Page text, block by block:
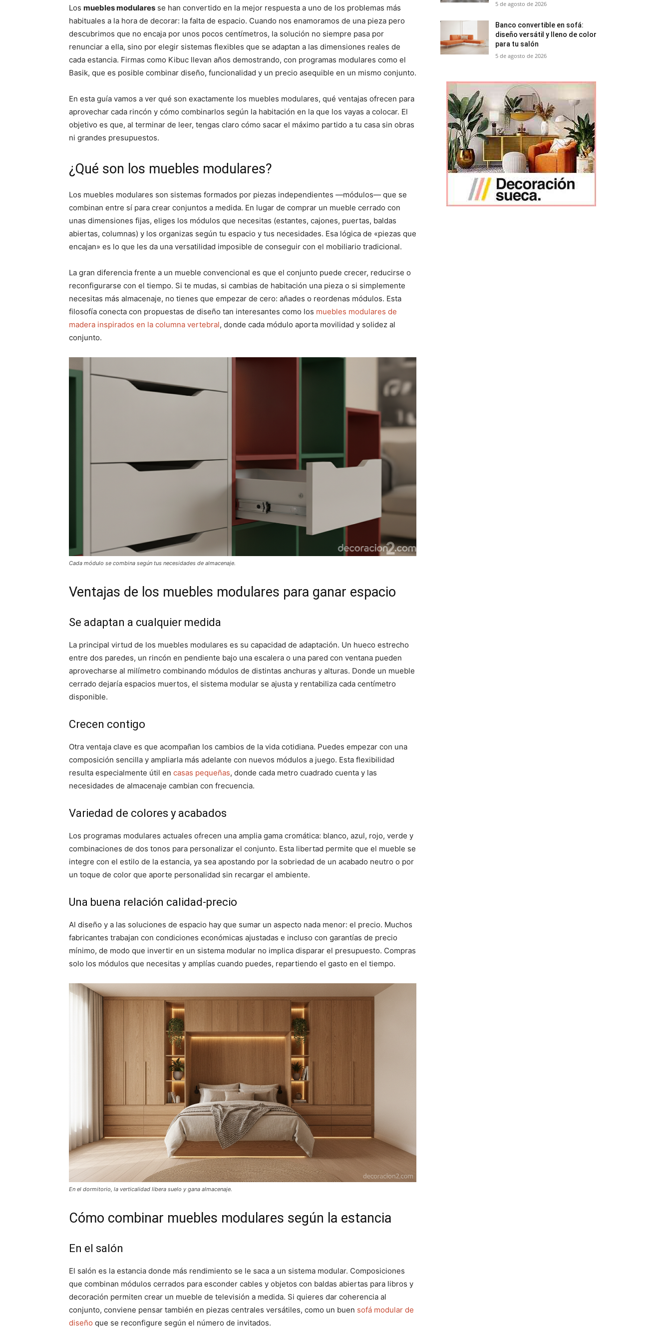
a
r
t
i
e
n
a
r
t
i
e
n
p
a
r
t
i
e
n
a
r
t
i
e
n
a
r
t
i
r
e
n
Los muebles modulares se han convertido en la mejor respuesta a uno de los problemas más
habituales a la hora de decorar: la falta de espacio. Cuando nos enamoramos de una pieza pero
descubrimos que no encaja por unos pocos centímetros, la solución no siempre pasa por
renunciar a ella, sino por elegir sistemas flexibles que se adaptan a las dimensiones reales de
cada estancia. Firmas como Kibuc llevan años demostrando, con programas modulares como el
Basik, que es posible combinar diseño, funcionalidad y un precio asequible en un mismo conjunto.
En esta guía vamos a ver qué son exactamente los muebles modulares, qué ventajas ofrecen para
aprovechar cada rincón y cómo combinarlos según la habitación en la que los vayas a colocar. El
objetivo es que, al terminar de leer, tengas claro cómo sacar el máximo partido a tu casa sin obras
ni grandes presupuestos.
¿Qué son los muebles modulares?
Los muebles modulares son sistemas formados por piezas independientes —módulos— que se
combinan entre sí para crear conjuntos a medida. En lugar de comprar un mueble cerrado con
unas dimensiones fijas, eliges los módulos que necesitas (estantes, cajones, puertas, baldas
abiertas, columnas) y los organizas según tu espacio y tus necesidades. Esa lógica de «piezas que
encajan» es lo que les da una versatilidad imposible de conseguir con el mobiliario tradicional.
La gran diferencia frente a un mueble convencional es que el conjunto puede crecer, reducirse o
reconfigurarse con el tiempo. Si te mudas, si cambias de habitación una pieza o si simplemente
necesitas más almacenaje, no tienes que empezar de cero: añades o reordenas módulos. Esta
filosofía conecta con propuestas de diseño tan interesantes como los muebles modulares de
madera inspirados en la columna vertebral, donde cada módulo aporta movilidad y solidez al
conjunto.
Cada módulo se combina según tus necesidades de almacenaje.
Ventajas de los muebles modulares para ganar espacio
Se adaptan a cualquier medida
La principal virtud de los muebles modulares es su capacidad de adaptación. Un hueco estrecho
entre dos paredes, un rincón en pendiente bajo una escalera o una pared con ventana pueden
aprovecharse al milímetro combinando módulos de distintas anchuras y alturas. Donde un mueble
cerrado dejaría espacios muertos, el sistema modular se ajusta y rentabiliza cada centímetro
disponible.
Crecen contigo
Otra ventaja clave es que acompañan los cambios de la vida cotidiana. Puedes empezar con una
composición sencilla y ampliarla más adelante con nuevos módulos a juego. Esta flexibilidad
resulta especialmente útil en casas pequeñas, donde cada metro cuadrado cuenta y las
necesidades de almacenaje cambian con frecuencia.
Variedad de colores y acabados
Los programas modulares actuales ofrecen una amplia gama cromática: blanco, azul, rojo, verde y
combinaciones de dos tonos para personalizar el conjunto. Esta libertad permite que el mueble se
integre con el estilo de la estancia, ya sea apostando por la sobriedad de un acabado neutro o por
un toque de color que aporte personalidad sin recargar el ambiente.
Una buena relación calidad-precio
Al diseño y a las soluciones de espacio hay que sumar un aspecto nada menor: el precio. Muchos
fabricantes trabajan con condiciones económicas ajustadas e incluso con garantías de precio
mínimo, de modo que invertir en un sistema modular no implica disparar el presupuesto. Compras
solo los módulos que necesitas y amplías cuando puedes, repartiendo el gasto en el tiempo.
En el dormitorio, la verticalidad libera suelo y gana almacenaje.
Cómo combinar muebles modulares según la estancia
En el salón
El salón es la estancia donde más rendimiento se le saca a un sistema modular. Composiciones
que combinan módulos cerrados para esconder cables y objetos con baldas abiertas para libros y
decoración permiten crear un mueble de televisión a medida. Si quieres dar coherencia al
conjunto, conviene pensar también en piezas centrales versátiles, como un buen sofá modular de
diseño que se reconfigure según el número de invitados.
5 de agosto de 2026
Banco convertible en sofá:
diseño versátil y lleno de color
para tu salón
5 de agosto de 2026